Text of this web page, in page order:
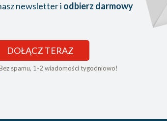
newsletter i odbierz darmowy
DOŁĄCZ TERAZ
spamu, 1-2 wiadomości tygodniowo!